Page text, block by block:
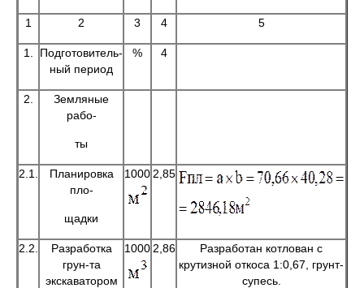
1 2 3 4 5
1.
Подготовитель-
ный период
% 4
2.
Земляные
рабо-
ты
2.1.
Планировка
пло-
щадки
1000 2,85
2.2.
Разработка
грун-та
экскаватором
1000 2,86
Разработан котлован с
крутизной откоса 1:0,67, грунт-
супесь.